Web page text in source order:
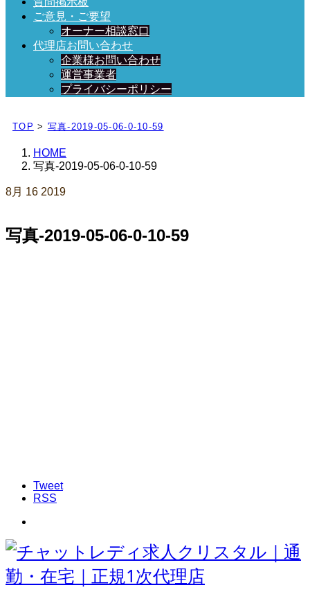
ご意見・ご要望
オーナー相談窓口
代理店お問い合わせ
企業様お問い合わせ
運営事業者
プライバシーポリシー
日々、ブログを更新中！
TOP > 写真-2019-05-06-0-10-59
HOME
写真-2019-05-06-0-10-59
8月 16 2019
写真-2019-05-06-0-10-59
Tweet
RSS